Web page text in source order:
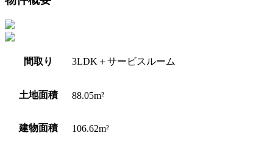
間取り 3LDK＋サービスルーム
土地面積 88.05m²
建物面積 106.62m²